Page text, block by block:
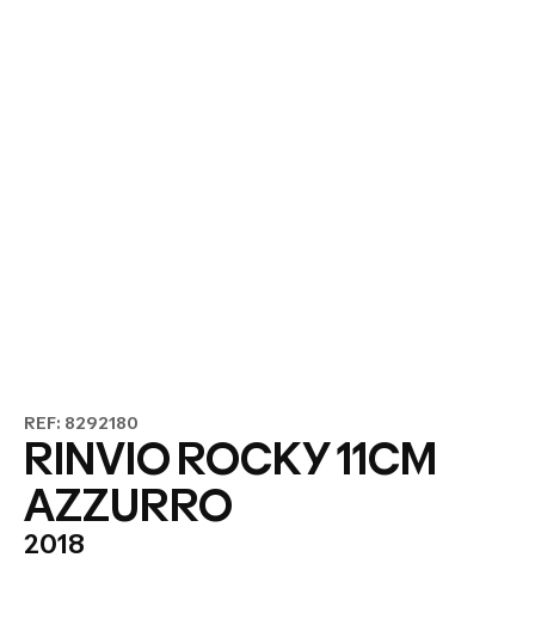
REF: 8292180
RINVIO ROCKY 11CM
AZZURRO
2018